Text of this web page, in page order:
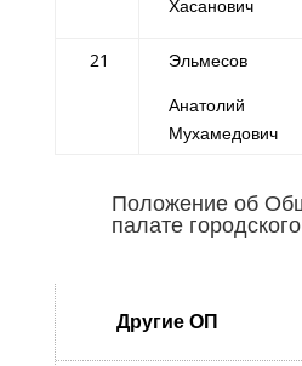
Хасанович
21
Эльмесов
Анатолий
Мухамедович
Положение об
палате
Другие ОП